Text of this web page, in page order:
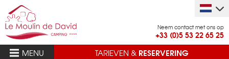
Neem contact met ons op
+33 (0)5 53 22 65 25
MENU
TARIEVEN & RESERVERING